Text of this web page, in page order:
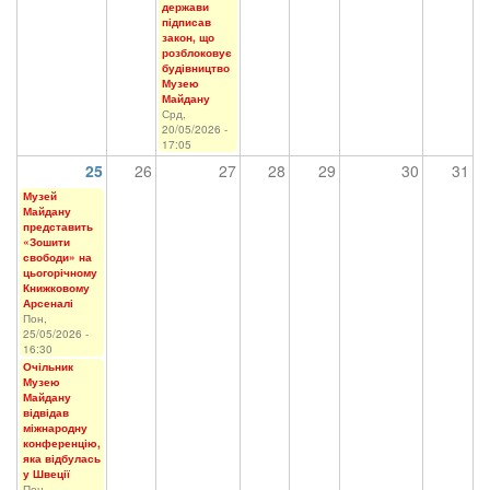
держави
підписав
закон, що
розблоковує
будівництво
Музею
Майдану
Срд,
20/05/2026 -
17:05
25 26 27 28 29 30 31
Музей
Майдану
представить
«Зошити
свободи» на
цьогорічному
Книжковому
Арсеналі
Пон,
25/05/2026 -
16:30
Очільник
Музею
Майдану
відвідав
міжнародну
конференцію,
яка відбулась
у Швеції